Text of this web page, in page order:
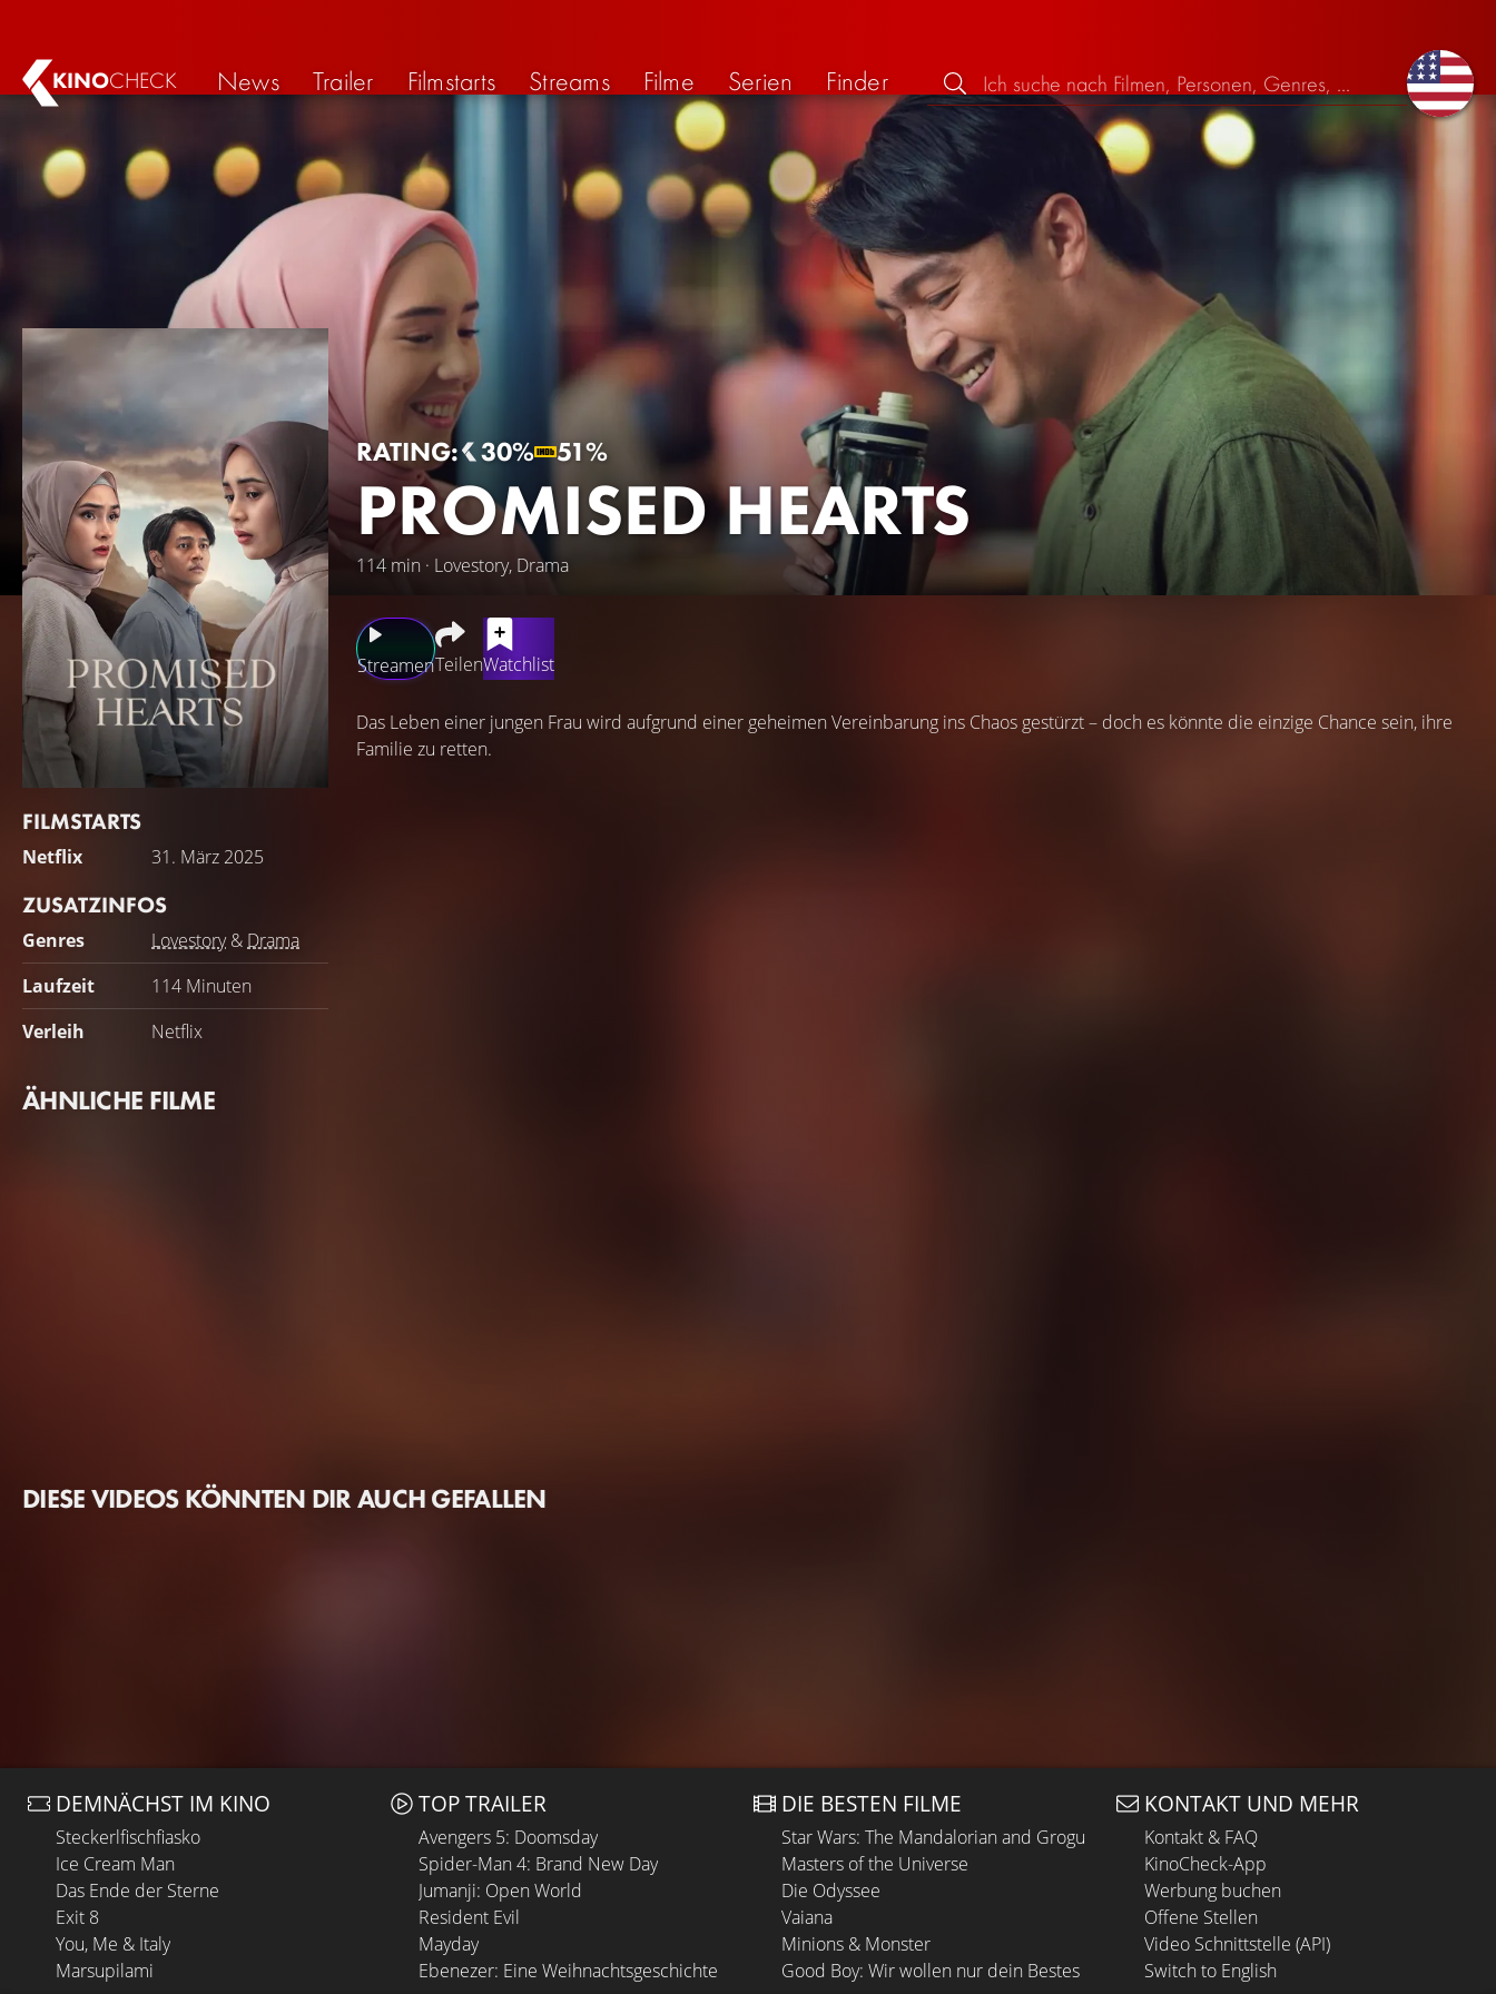
KINOCHECK News Trailer Filmstarts Streams Filme Serien Finder
RATING: 30% 51%
PROMISED HEARTS
114 min · Lovestory, Drama
FILMSTARTS
Netflix 31. März 2025
ZUSATZINFOS
Genres Lovestory& Drama
Laufzeit
114 Minuten
Verleih
Netflix
StreamenTeilenWatchlist
Das Leben einer jungen Frau wird aufgrund einer geheimen Vereinbarung ins Chaos gestürzt – doch es könnte die einzige Chance sein, ihre
Familie zu retten.
ÄHNLICHE FILME
DIESE VIDEOS KÖNNTEN DIR AUCH GEFALLEN
DEMNÄCHST IM KINO
Steckerlfischfiasko
Ice Cream Man
Das Ende der Sterne
Exit 8
You, Me & Italy
Marsupilami
TOP TRAILER
Avengers 5: Doomsday
Spider-Man 4: Brand New Day
Jumanji: Open World
Resident Evil
Mayday
Ebenezer: Eine Weihnachtsgeschichte
DIE BESTEN FILME
Star Wars: The Mandalorian and Grogu
Masters of the Universe
Die Odyssee
Vaiana
Minions & Monster
Good Boy: Wir wollen nur dein Bestes
KONTAKT UND MEHR
Kontakt & FAQ
KinoCheck-App
Werbung buchen
Offene Stellen
Video Schnittstelle (API)
Switch to English